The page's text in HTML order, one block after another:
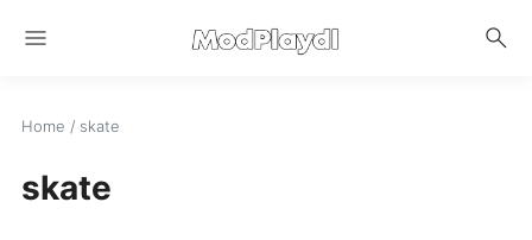
menu search
Home / skate
skate